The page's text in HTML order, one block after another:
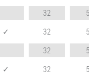
32
✓ 32
32
✓ 32